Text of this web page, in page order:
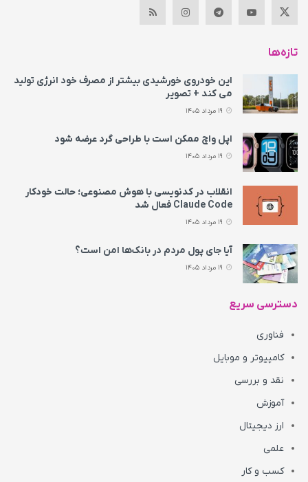
تازه‌ها
این خودروی خورشیدی بیشتر از مصرف خود انرژی تولید
می‌ کند + تصویر
19 مرداد 1405
اپل واچ ممکن است با طراحی گرد عرضه شود
19 مرداد 1405
انقلاب در کدنویسی با هوش مصنوعی؛ حالت خودکار
Claude Code فعال شد
19 مرداد 1405
آیا جای پول مردم در بانک‌ها امن است؟
19 مرداد 1405
دسترسی سریع
فناوری
کامپیوتر و موبایل
نقد و بررسی
آموزش
ارز دیجیتال
علمی
کسب و کار